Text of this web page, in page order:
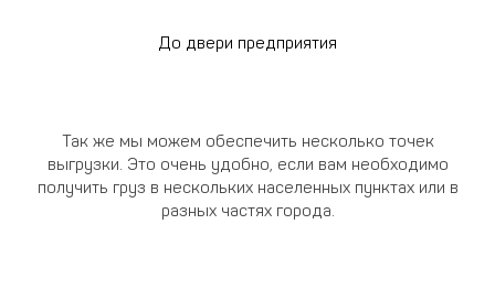
До двери предприятия
Так же мы можем обеспечить несколько точек
выгрузки. Это очень удобно, если вам необходимо
получить груз в нескольких населенных пунктах или в
разных частях города.